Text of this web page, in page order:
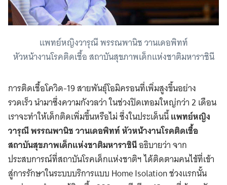
แพทย์หญิงวารุณี พรรณพานิช วานเดอพิทท์
หัวหน้างานโรคติดเชื้อ สถาบันสุขภาพเด็กแห่งชาติมหาราชินี
การติดเชื้อโควิด-19 สายพันธุ์โอมิครอนที่เพิ่มสูงขึ้นอย่าง
รวดเร็ว นำมาซึ่งความกังวลว่า ในช่วงปิดเทอมใหญ่กว่า 2 เดือน
เราจะทำให้เด็กติดเพิ่มขึ้นหรือไม่ ซึ่งในประเด็นนี้แพทย์หญิง
วารุณี พรรณพานิชวานเดอพิทท์หัวหน้างานโรคติดเชื้อ
สถาบันสุขภาพเด็กแห่งชาติมหาราชินีอธิบายว่า จาก
ประสบการณ์ที่สถาบันโรคเด็กแห่งชาติฯ ได้ติดตามคนไข้ที่เข้า
สู่การรักษาในระบบบริการแบบ Home Isolation ช่วงแรกนั้น